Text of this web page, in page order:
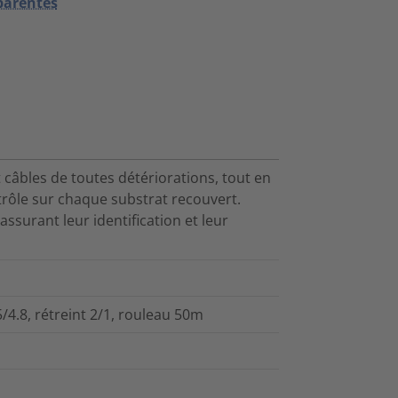
câbles de toutes détériorations, tout en
sur chaque substrat recouvert.
leur identification et leur
4.8, rétreint 2/1, rouleau 50m